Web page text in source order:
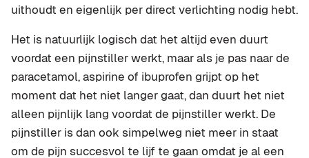
uithoudt en eigenlijk per direct verlichting nodig hebt.
Het is natuurlijk logisch dat het altijd even duurt
voordat een pijnstiller werkt, maar als je pas naar de
paracetamol, aspirine of ibuprofen grijpt op het
moment dat het niet langer gaat, dan duurt het niet
alleen pijnlijk lang voordat de pijnstiller werkt. De
pijnstiller is dan ook simpelweg niet meer in staat
om de pijn succesvol te lijf te gaan omdat je al een